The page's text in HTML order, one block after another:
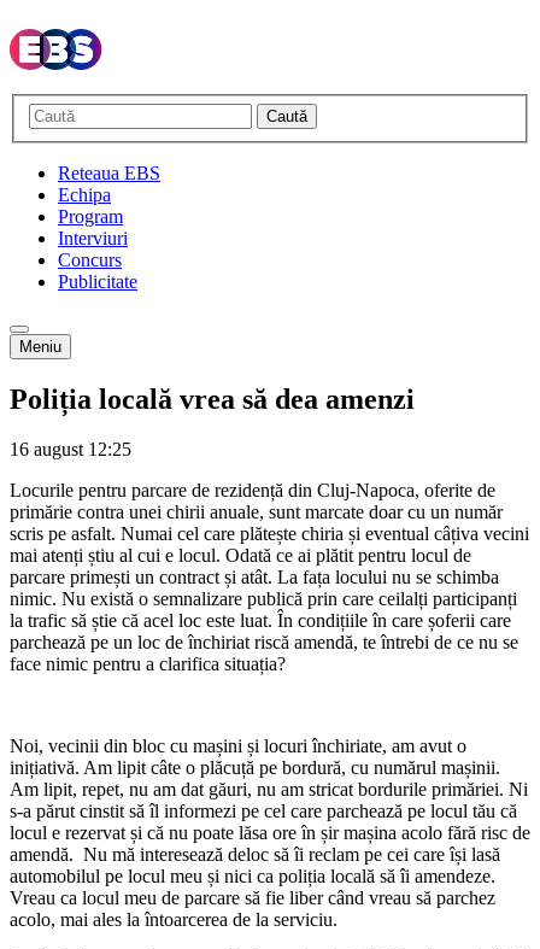
Caută
Reteaua EBS
Echipa
Program
Interviuri
Concurs
Publicitate
Meniu
Poliția locală vrea să dea amenzi
16 august12:25
Locurile pentru parcare de rezidență din Cluj-Napoca, oferite de
primărie contra unei chirii anuale, sunt marcate doar cu un număr
scris pe asfalt. Numai cel care plătește chiria și eventual câțiva vecini
mai atenți știu al cui e locul. Odată ce ai plătit pentru locul de
parcare primești un contract și atât. La fața locului nu se schimba
nimic. Nu există o semnalizare publică prin care ceilalți participanți
la trafic să știe că acel loc este luat. În condițiile în care șoferii care
parchează pe un loc de închiriat riscă amendă, te întrebi de ce nu se
face nimic pentru a clarifica situația?
Noi, vecinii din bloc cu mașini și locuri închiriate, am avut o
inițiativă. Am lipit câte o plăcuță pe bordură, cu numărul mașinii.
Am lipit, repet, nu am dat găuri, nu am stricat bordurile primăriei. Ni
s-a părut cinstit să îl informezi pe cel care parchează pe locul tău că
locul e rezervat și că nu poate lăsa ore în șir mașina acolo fără risc de
amendă. Nu mă interesează deloc să îi reclam pe cei care își lasă
automobilul pe locul meu și nici ca poliția locală să îi amendeze.
Vreau ca locul meu de parcare să fie liber când vreau să parchez
acolo, mai ales la întoarcerea de la serviciu.